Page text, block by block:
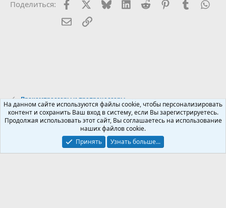
Поделиться: FacebookX (Twitter)
BlueskyLinkedInReddit PinterestTumblr
Электронная почта
Ссылка
Прекомпрессоры и препроцессоры
Russian (RU)
Условия и правила
Политика конфиденциальности
Помощь
На данном сайте используются файлы cookie, чтобы персонализировать
контент и сохранить Ваш вход в систему, если Вы зарегистрируетесь.
Продолжая использовать этот сайт, Вы соглашаетесь на использование
наших файлов cookie.
Принять
Узнать больше...